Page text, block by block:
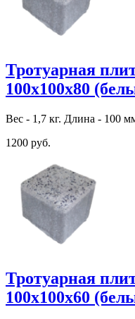
Тротуарная
100х100х80
Вес - 1,7 кг. Длина - 100
1200 руб.
Тротуарная
100х100х60